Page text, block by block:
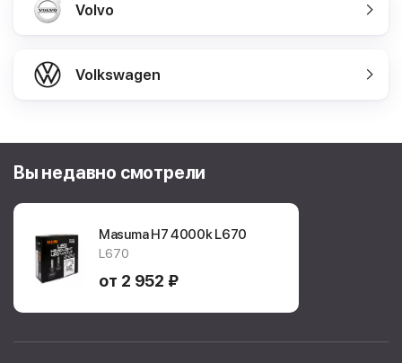
Volvo
Volkswagen
Вы недавно смотрели
Masuma H7 4000kL670
L670
от 2 952 ₽